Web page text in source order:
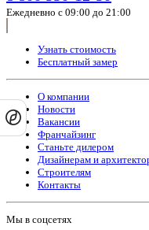
Ежедневно с 09:00 до 21:00
Узнать стоимость
Бесплатный замер
О компании
Новости
Вакансии
Франчайзинг
Станьте дилером
Дизайнерам и
Строителям
Контакты
Мы в соцсетях